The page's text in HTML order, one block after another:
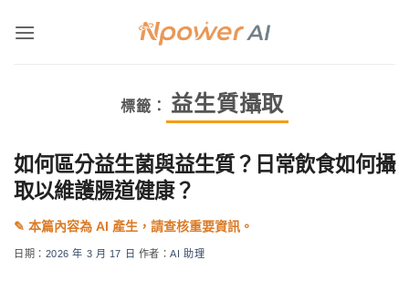
標籤： 益生質攝取
如何區分益生菌與益生質？日常飲食如何攝
取以維護腸道健康？
日期： 2026 年 3 月 17 日 作者：AI 助理